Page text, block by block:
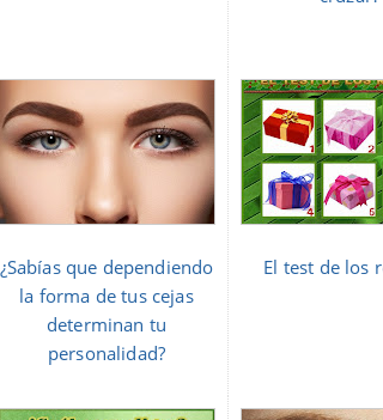
¿Sabías que dependiendo
la forma de tus cejas
determinan tu
personalidad?
El test de los